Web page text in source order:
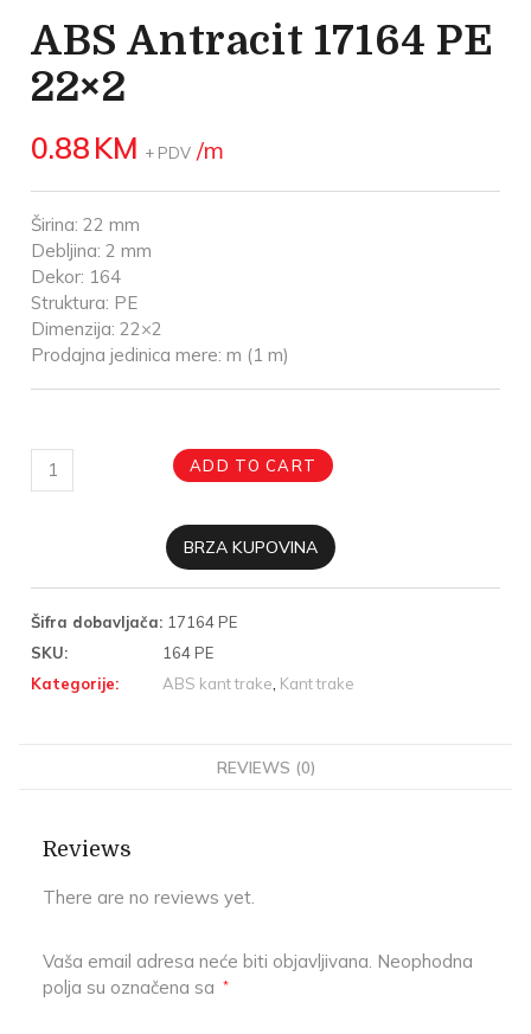
ABS Antracit 17164 PE
22×2
0.88KM + PDV /m
Širina: 22 mm
Debljina: 2 mm
Dekor: 164
Struktura: PE
Dimenzija: 22×2
Prodajna jedinica mere: m (1 m)
ADD TO CART
BRZA KUPOVINA
Šifra dobavljača: 17164 PE
SKU:
164 PE
Kategorije:
ABS kant trake Kant trake
REVIEWS (0)
Reviews
There are no reviews yet.
Vaša email adresa neće biti objavljivana. Neophodna
polja su označena sa
*